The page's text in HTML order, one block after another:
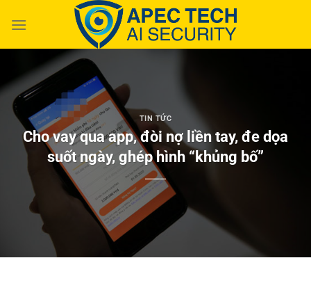
đến
TIN TỨC
Cho vay qua app, đòi nợ liền tay, đe dọa
suốt ngày, ghép hình “khủng bố”